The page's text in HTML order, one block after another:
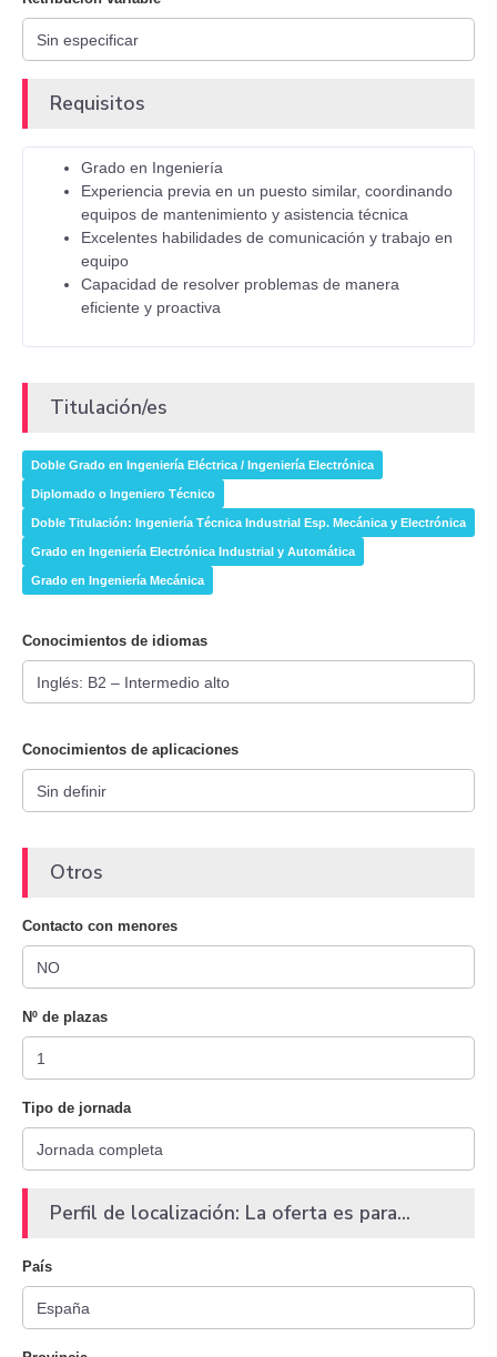
Requisitos
Grado en Ingeniería
Experiencia previa en un puesto similar, coordinando
equipos de mantenimiento y asistencia técnica
Excelentes habilidades de comunicación y trabajo en
equipo
Capacidad de resolver problemas de manera
eficiente y proactiva
Titulación/es
Doble Grado en Ingeniería Eléctrica / Ingeniería Electrónica
Diplomado o Ingeniero Técnico
Doble Titulación: Ingeniería Técnica Industrial Esp. Mecánica y Electrónica
Grado en Ingeniería Electrónica Industrial y Automática
Grado en Ingeniería Mecánica
Conocimientos de idiomas
Conocimientos de aplicaciones
Otros
Contacto con menores
Nº de plazas
Tipo de jornada
Perfil de localización: La oferta es para...
País